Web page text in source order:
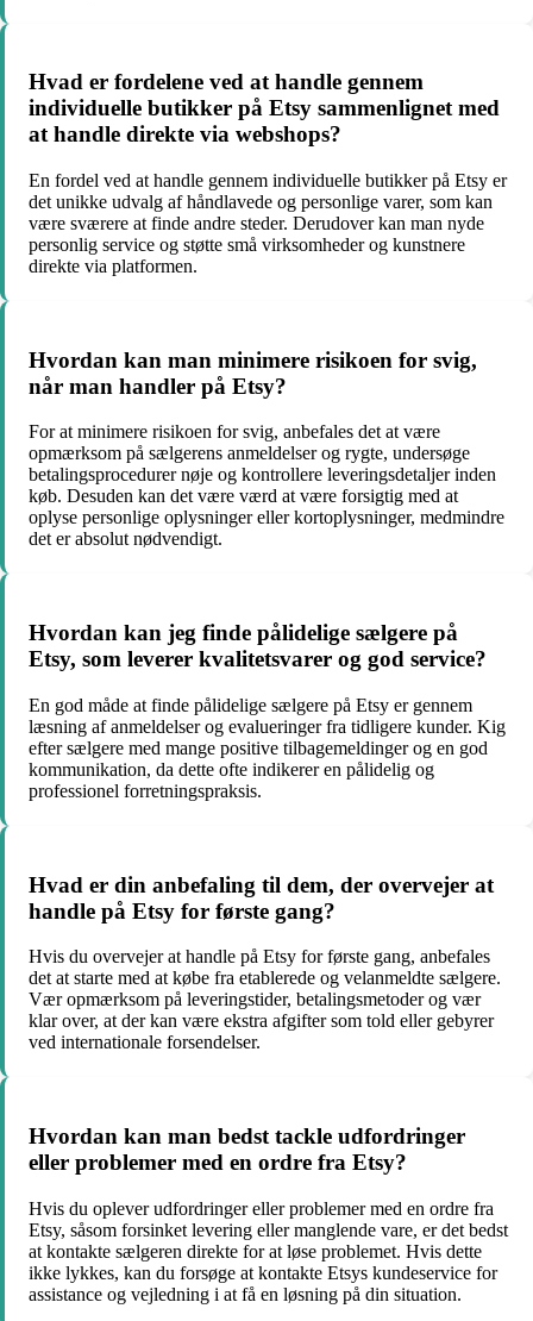
Hvad er fordelene ved at handle gennem
individuelle butikker på Etsy sammenlignet med
at handle direkte via webshops?
En fordel ved at handle gennem individuelle butikker på Etsy er
det unikke udvalg af håndlavede og personlige varer, som kan
være sværere at finde andre steder. Derudover kan man nyde
personlig service og støtte små virksomheder og kunstnere
direkte via platformen.
Hvordan kan man minimere risikoen for svig,
når man handler på Etsy?
For at minimere risikoen for svig, anbefales det at være
opmærksom på sælgerens anmeldelser og rygte, undersøge
betalingsprocedurer nøje og kontrollere leveringsdetaljer inden
køb. Desuden kan det være værd at være forsigtig med at
oplyse personlige oplysninger eller kortoplysninger, medmindre
det er absolut nødvendigt.
Hvordan kan jeg finde pålidelige sælgere på
Etsy, som leverer kvalitetsvarer og god service?
En god måde at finde pålidelige sælgere på Etsy er gennem
læsning af anmeldelser og evalueringer fra tidligere kunder. Kig
efter sælgere med mange positive tilbagemeldinger og en god
kommunikation, da dette ofte indikerer en pålidelig og
professionel forretningspraksis.
Hvad er din anbefaling til dem, der overvejer at
handle på Etsy for første gang?
Hvis du overvejer at handle på Etsy for første gang, anbefales
det at starte med at købe fra etablerede og velanmeldte sælgere.
Vær opmærksom på leveringstider, betalingsmetoder og vær
klar over, at der kan være ekstra afgifter som told eller gebyrer
ved internationale forsendelser.
Hvordan kan man bedst tackle udfordringer
eller problemer med en ordre fra Etsy?
Hvis du oplever udfordringer eller problemer med en ordre fra
Etsy, såsom forsinket levering eller manglende vare, er det bedst
at kontakte sælgeren direkte for at løse problemet. Hvis dette
ikke lykkes, kan du forsøge at kontakte Etsys kundeservice for
assistance og vejledning i at få en løsning på din situation.